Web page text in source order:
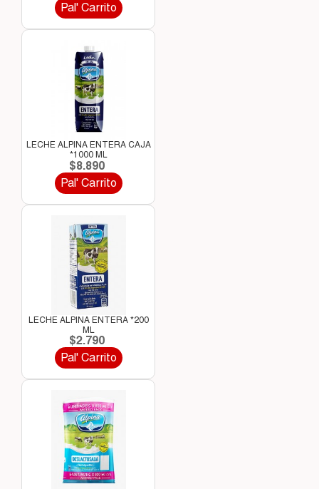
Pal' Carrito
LECHE ALPINA ENTERA CAJA
*1000 ML
$8.890
Pal' Carrito
LECHE ALPINA ENTERA *200
ML
$2.790
Pal' Carrito